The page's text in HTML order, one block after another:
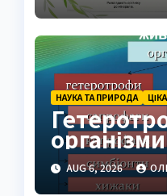
НАУКА ТА ПРИРОДА
за
органіки
AUG 6, 2026